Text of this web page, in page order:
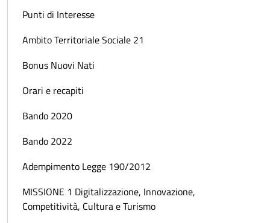
Punti di Interesse
Ambito Territoriale Sociale 21
Bonus Nuovi Nati
Orari e recapiti
Bando 2020
Bando 2022
Adempimento Legge 190/2012
MISSIONE 1 Digitalizzazione, Innovazione,
Competitività, Cultura e Turismo